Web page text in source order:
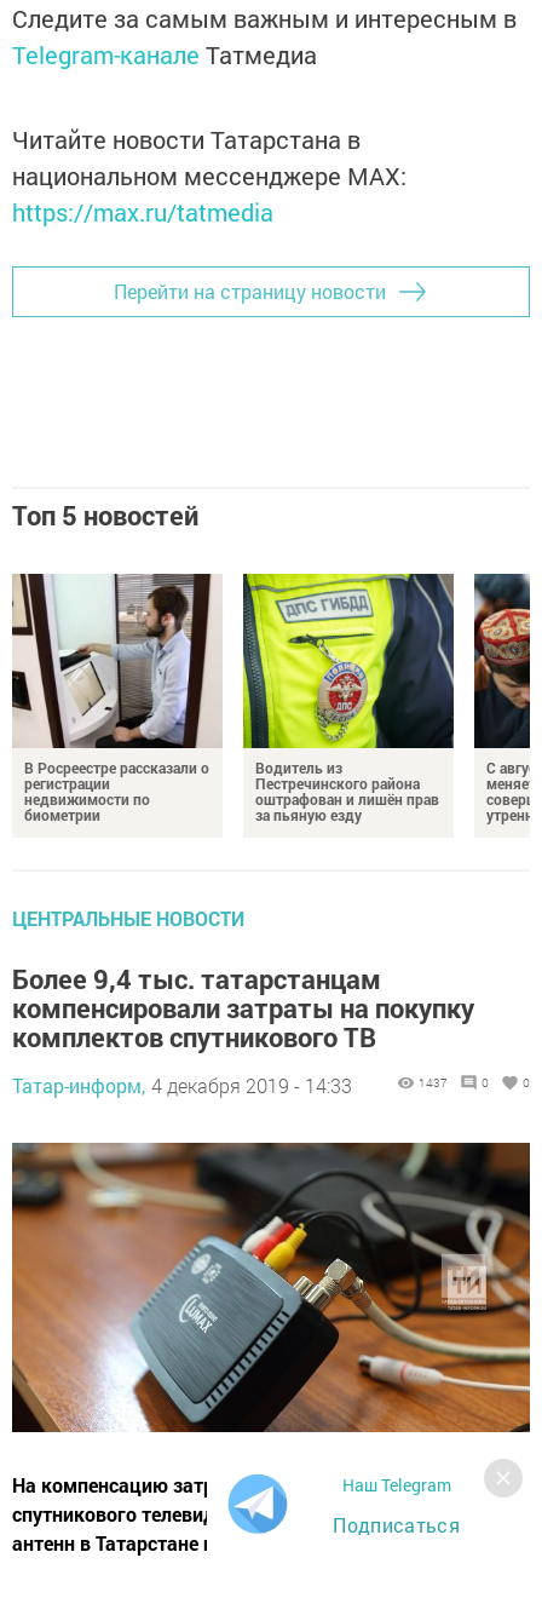
Следите за самым важным и интересным в
Telegram-канале Татмедиа
Читайте новости Татарстана в
национальном мессенджере MАХ:
https://max.ru/tatmedia
Перейти на страницу новости
Топ 5 новостей
В Росреестре рассказали о
регистрации
недвижимости по
биометрии
Водитель из
Пестречинского района
оштрафован и лишён прав
за пьяную езду
С
ЦЕНТРАЛЬНЫЕ НОВОСТИ
Более 9,4 тыс. татарстанцам
компенсировали затраты на покупку
комплектов спутникового ТВ
Татар-информ, 4 декабря 2019 - 14:33 1437 0 0
На компенсацию затрат на приобретение комплектов
спутникового телевидения, цифровых приставок и
антенн в Татарстане потратили более 7,5 млн рублей.
Наш Telegram
Подписаться